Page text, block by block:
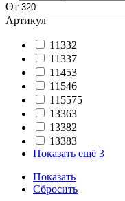
От
Артикул
11332
11337
11453
11546
115575
13363
13382
13383
Показать ещё 3
Показать
Сбросить